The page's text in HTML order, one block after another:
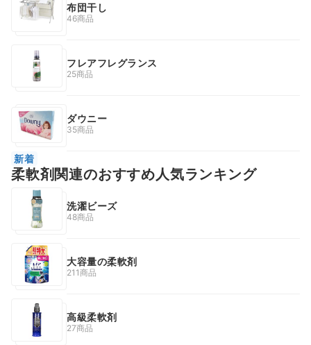
布団干し
46商品
フレアフレグランス
25商品
ダウニー
35商品
新着
柔軟剤関連のおすすめ人気ランキング
洗濯ビーズ
48商品
大容量の柔軟剤
211商品
高級柔軟剤
27商品